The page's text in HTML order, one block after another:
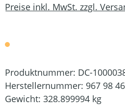
Preise inkl. MwSt. zzgl.
Produktnummer: DC-
Herstellernummer: 967 98
Gewicht: 328.899994 kg